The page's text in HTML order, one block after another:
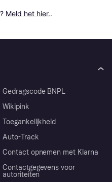
Meld het hier..
Gedragscode BNPL
Wikipink
Toegankelijkheid
Auto-Track
Contact opnemen met Klarna
Contactgegevens voor
autoriteiten